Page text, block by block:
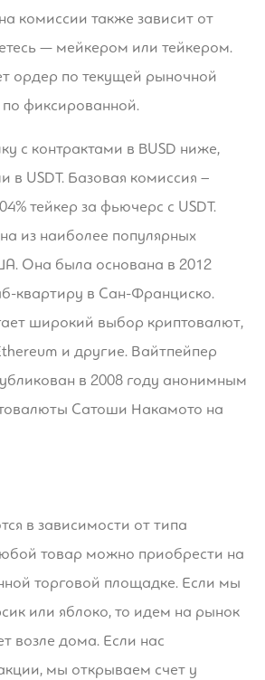
комиссии также зависит от
— мейкером или тейкером.
ордер по текущей рыночной
фиксированной.
с контрактами в BUSD ниже,
в USDT. Базовая комиссия –
тейкер за фьючерс с USDT.
из наиболее популярных
Она была основана в 2012
квартиру в Сан-Франциско.
широкий выбор криптовалют,
и другие. Вайтпейпер
в 2008 году анонимным
Сатоши Накамото на
в зависимости от типа
товар можно приобрести на
торговой площадке. Если мы
или яблоко, то идем на рынок
возле дома. Если нас
мы открываем счет у